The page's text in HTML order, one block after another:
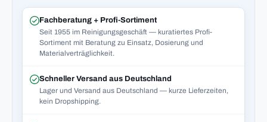
Fachberatung + Profi-Sortiment
Seit 1955 im Reinigungsgeschäft — kuratiertes Profi-
Sortiment mit Beratung zu Einsatz, Dosierung und
Materialverträglichkeit.
Schneller Versand aus Deutschland
Lager und Versand aus Deutschland — kurze Lieferzeiten,
kein Dropshipping.